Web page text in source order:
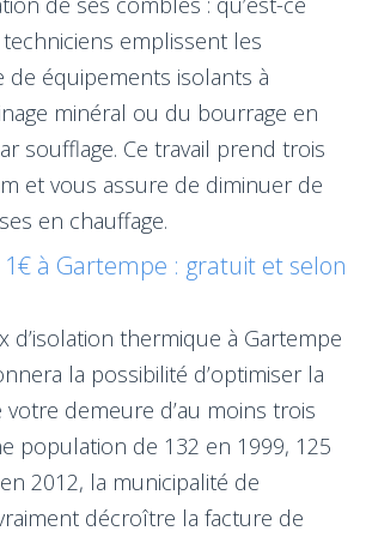
techniciens emplissent les
de équipements isolants à
minéral ou du bourrage en
soufflage. Ce travail prend trois
et vous assure de diminuer de
en chauffage.
1€ à Gartempe : gratuit et selon
d’isolation thermique à Gartempe
la possibilité d’optimiser la
demeure d’au moins trois
population de 132 en 1999, 125
2012, la municipalité de
décroître la facture de